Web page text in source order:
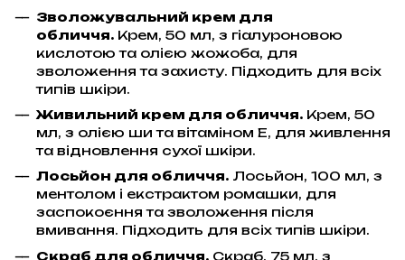
Зволожувальний крем для
обличчя. Крем, 50 мл, з гіалуроновою
кислотою та олією жожоба, для
зволоження та захисту. Підходить для всіх
типів шкіри.
Живильний крем для обличчя. Крем, 50
мл, з олією ши та вітаміном Е, для живлення
та відновлення сухої шкіри.
Лосьйон для обличчя. Лосьйон, 100 мл, з
ментолом і екстрактом ромашки, для
заспокоєння та зволоження після
вмивання. Підходить для всіх типів шкіри.
Скраб для обличчя. Скраб, 75 мл, з